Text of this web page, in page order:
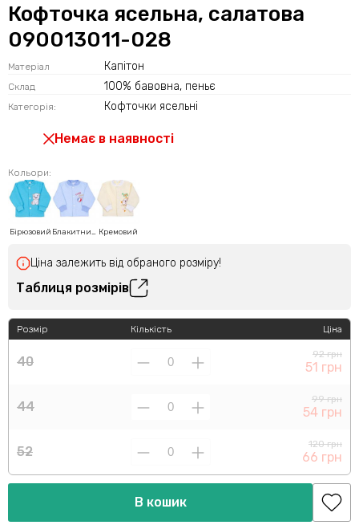
Кофточка ясельна, салатова
090013011-028
Матеріал Капітон
Склад 100% бавовна, пеньє
Категорія: Кофточки ясельні
Немає в наявності
Кольори:
Бірюзовий Блакитний Кремовий
Ціна залежить від обраного розміру!
Таблиця розмірів
Розмір
40
44
52
Кількість Ціна
92 грн
51 грн
99 грн
54 грн
120 грн
66 грн
В кошик